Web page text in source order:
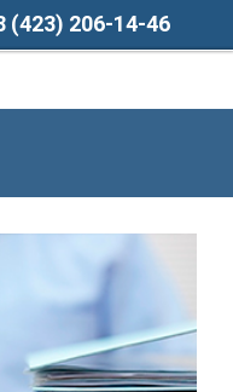
(423) 206-14-46